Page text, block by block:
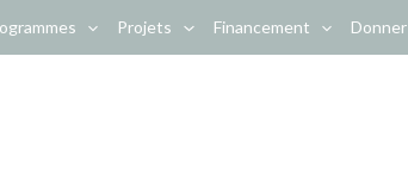
Projets Financement Donner